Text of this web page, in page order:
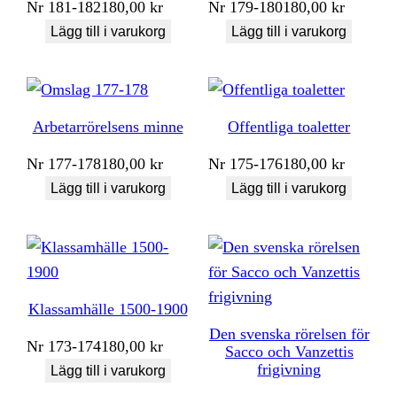
Nr 181-182180,00kr
Lägg till i varukorg
Nr 179-180180,00kr
Lägg till i varukorg
Arbetarrörelsens minne
Nr 177-178180,00kr
Lägg till i varukorg
Offentliga toaletter
Nr 175-176180,00kr
Lägg till i varukorg
Klassamhälle 1500-1900
Nr 173-174180,00kr
Lägg till i varukorg
Den svenska rörelsen för
Sacco och Vanzettis
frigivning